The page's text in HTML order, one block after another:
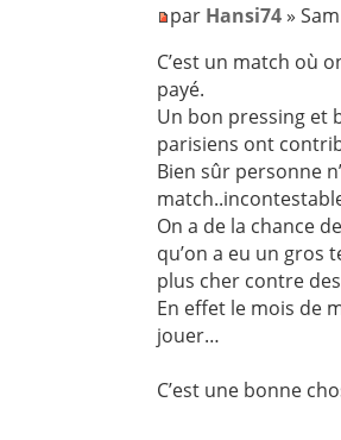
par Hansi74»
C’est un match où
payé.
Un bon pressing et
parisiens ont
Bien sûr personne
On a de la chance
qu’on a eu un
plus cher contre
En effet le mois de
jouer…
C’est une bonne